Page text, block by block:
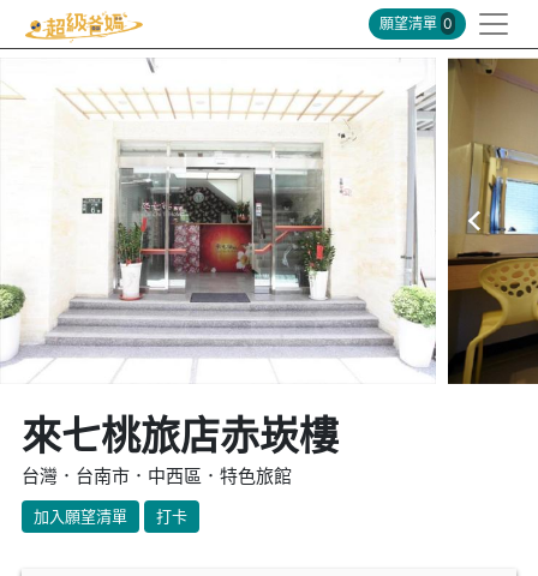
願望清單 0
來七桃旅店赤崁樓
台灣．台南市．中西區．特色旅館
加入願望清單 打卡